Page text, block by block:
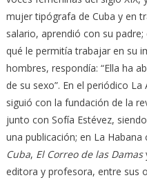
mujer tipógrafa de Cuba y en
salario, aprendió con su
qué le permitía trabajar en su
hombres, respondía: “Ella ha
de su sexo”. En el periódico
siguió con la fundación de la
junto con Sofía Estévez,
una publicación; en La
Cuba, El Correo de las Damas
editora y profesora, entre sus